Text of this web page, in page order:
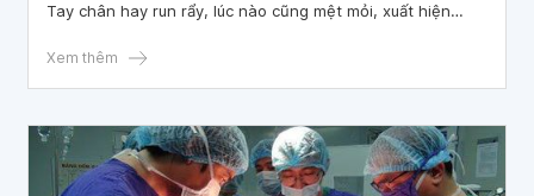
Tay chân hay run rẩy, lúc nào cũng mệt mỏi, xuất hiện
hay có triệu chứng muốn bị nghẹn ở lòng ngực dù chỉ nuốt
Xem thêm